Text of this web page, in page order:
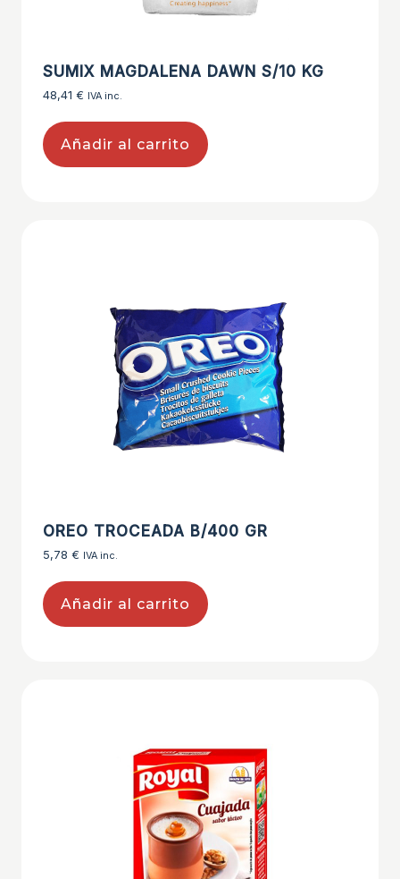
SUMIX MAGDALENA DAWN S/10 KG
48,41 € IVA inc.
Añadir al carrito
OREO TROCEADA B/400 GR
5,78 € IVA inc.
Añadir al carrito